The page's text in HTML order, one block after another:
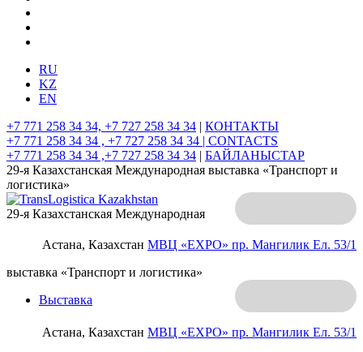
RU
KZ
EN
+7 771 258 34 34, +7 727 258 34 34 | КОНТАКТЫ
+7 771 258 34 34 , +7 727 258 34 34 | CONTACTS
+7 771 258 34 34 ,+7 727 258 34 34 | БАЙЛАНЫСТАР
29-я Казахстанская Международная выставка «Транспорт и
логистика»
Астана, Казахстан МВЦ «EXPO» пр. Мангилик Ел. 53/1
29-я Казахстанская Международная
выставка «Транспорт и логистика»
Астана, Казахстан МВЦ «EXPO» пр. Мангилик Ел. 53/1
Выставка